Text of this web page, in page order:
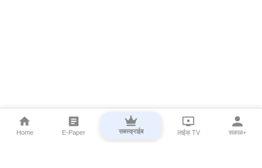
Home E-Paper सबस्क्राईब लाईव्ह TV सकाळ+